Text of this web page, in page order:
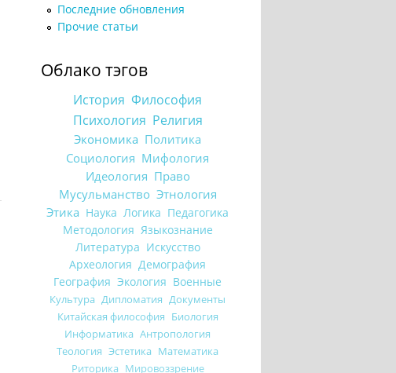
Последние обновления
Прочие статьи
Облако тэгов
История Философия
Психология Религия
Экономика Политика
Социология Мифология
Идеология Право
Мусульманство Этнология
Этика Наука Логика Педагогика
Методология Языкознание
Литература Искусство
Археология Демография
География Экология Военные
Культура Дипломатия Документы
Китайская философия Биология
Информатика Антропология
Теология Эстетика Математика
Риторика Мировоззрение